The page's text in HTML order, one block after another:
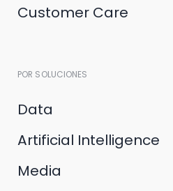
Customer Care
POR SOLUCIONES
Data
Artificial Intelligence
Media